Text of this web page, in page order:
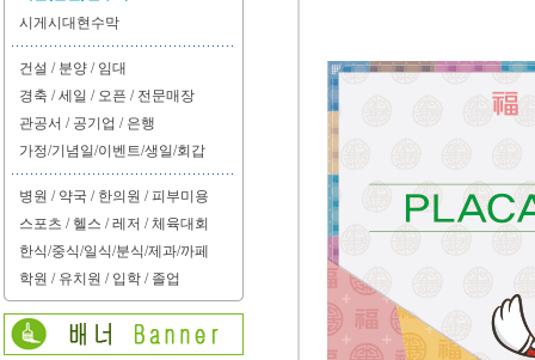
시게시대현수막
건설 / 분양 / 임대
경축 / 세일 / 오픈 / 전문매장
관공서 / 공기업 / 은행
가정/기념일/이벤트/생일/회갑
병원 / 약국 / 한의원 / 피부미용
스포츠 / 헬스 / 레저 / 체육대회
한식/중식/일식/분식/제과/까페
학원 / 유치원 / 입학 / 졸업